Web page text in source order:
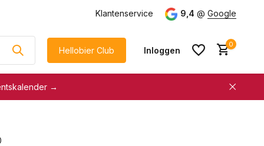
Klantenservice 9,4 @ Google
Hellobier Club Inloggen
0
→